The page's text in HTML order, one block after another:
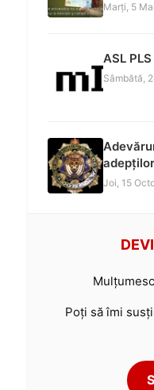
Marți, 5
ASL PLS
Sâmbătă,
Joi, 15
Poți să îmi